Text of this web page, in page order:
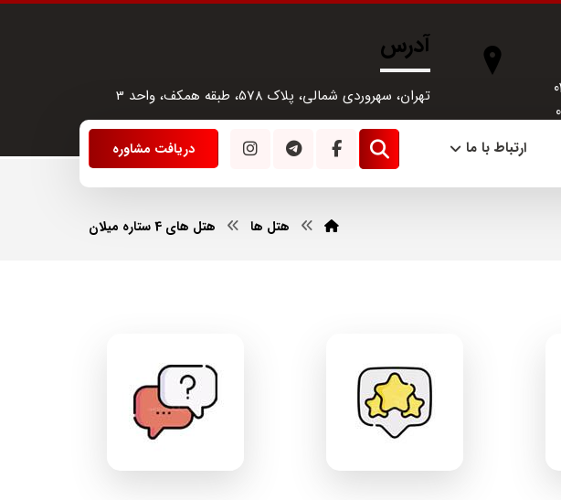
آدرس
تهران، سهروردی شمالی، پلاک 578، طبقه همکف، واحد 3
ارتباط با ما دریافت مشاوره
هتل ها هتل های 4 ستاره میلان